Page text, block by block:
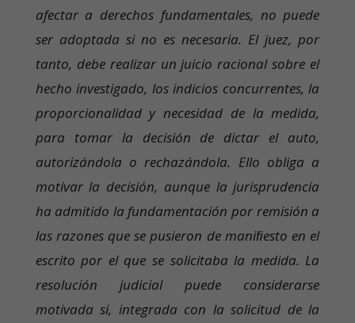
afectar a derechos fundamentales, no puede
ser adoptada si no es necesaria. El juez, por
tanto, debe realizar un juicio racional sobre el
hecho investigado, los indicios concurrentes, la
proporcionalidad y necesidad de la medida,
para tomar la decisión de dictar el auto,
autorizándola o rechazándola. Ello obliga a
motivar la decisión, aunque la jurisprudencia
ha admitido la fundamentación por remisión a
las razones que se pusieron de maniﬁesto en el
escrito por el que se solicitaba la medida. La
resolución judicial puede considerarse
motivada si, integrada con la solicitud de la